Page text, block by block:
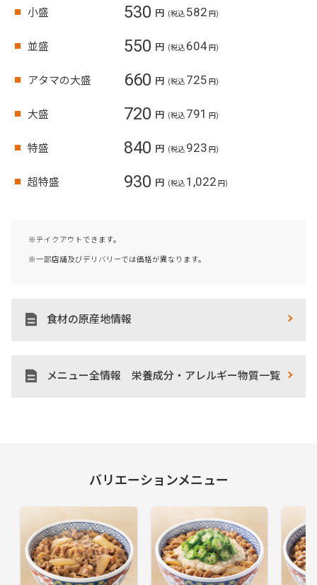
小盛 530 円 (税込 582 円)
並盛 550 円 (税込 604円)
アタマの大盛 660 円 (税込 725 円)
大盛 720 円 (税込 791 円)
特盛 840 円 (税込 923 円)
超特盛 930 円 (税込 1,022 円)
※テイクアウトできます。
※一部店舗及びデリバリーでは価格が異なります。
食材の原産地情報
メニュー全情報 栄養成分・アレルギー物質一覧
バリエーションメニュー